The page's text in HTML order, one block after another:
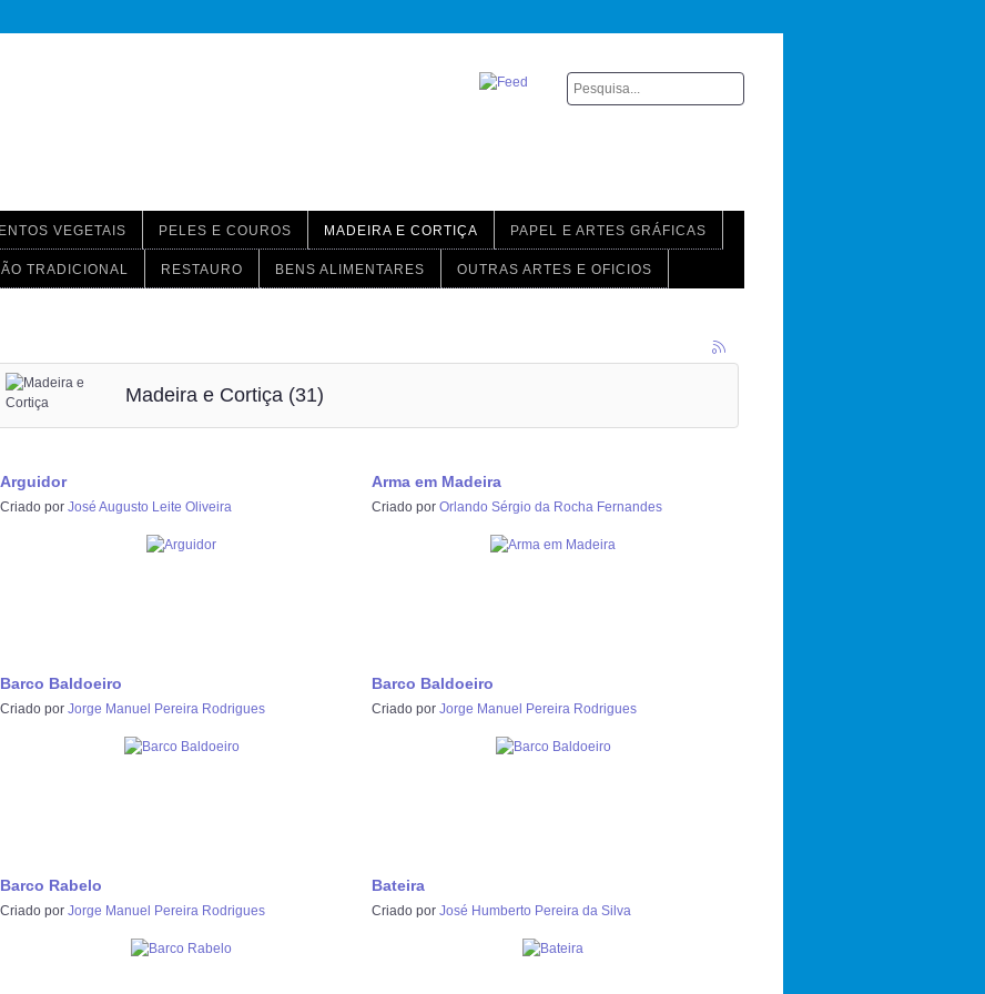
VEGETAIS PELES E COUROS MADEIRA E CORTIÇA PAPEL E ARTES GRÁFICAS
TRADICIONAL RESTAURO BENS ALIMENTARES OUTRAS ARTES E OFICIOS
Madeira e Cortiça (31)
Arguidor
Criado por José Augusto Leite Oliveira
Arma em Madeira
Criado por Orlando Sérgio da Rocha Fernandes
Barco Baldoeiro
Criado por Jorge Manuel Pereira Rodrigues
Barco Baldoeiro
Criado por Jorge Manuel Pereira Rodrigues
Barco Rabelo
Criado por Jorge Manuel Pereira Rodrigues
Bateira
Criado por José Humberto Pereira da Silva